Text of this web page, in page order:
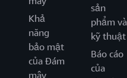
Khả
năng
bảo mật
của Đám
mây
sản
phẩm và
kỹ thuật
Báo cáo
của